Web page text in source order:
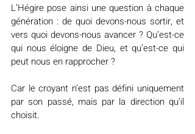
L’Hégire pose ainsi une question à chaque
génération : de quoi devons-nous sortir, et
vers quoi devons-nous avancer ? Qu’est-ce
qui nous éloigne de Dieu, et qu’est-ce qui
peut nous en rapprocher ?
Car le croyant n’est pas défini uniquement
par son passé, mais par la direction qu’il
choisit.